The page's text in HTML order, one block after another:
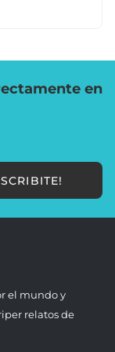
en
el mundo y
relatos de